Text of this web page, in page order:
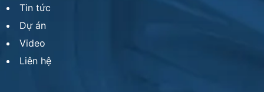
Tin tức
Dự án
Video
Liên hệ